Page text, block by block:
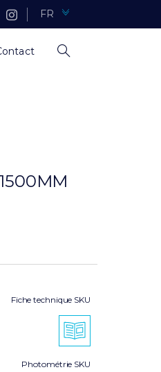
FR
Fiche technique SKU
Photométrie SKU